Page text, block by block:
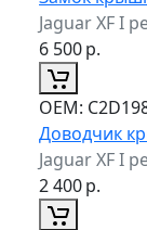
Jaguar XF I
6 500р.
ОЕМ:
Доводчик
Jaguar XF I
2 400р.